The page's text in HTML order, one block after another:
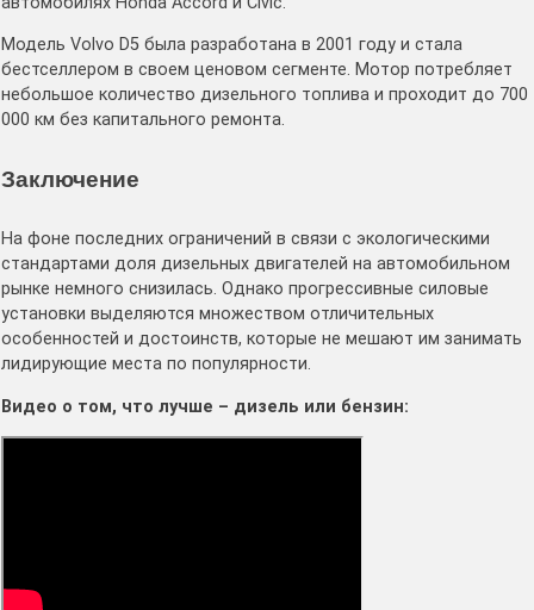
Модель Volvo D5 была разработана в 2001 году и стала
бестселлером в своем ценовом сегменте. Мотор потребляет
небольшое количество дизельного топлива и проходит до 700
000 км без капитального ремонта.
Заключение
На фоне последних ограничений в связи с экологическими
стандартами доля дизельных двигателей на автомобильном
рынке немного снизилась. Однако прогрессивные силовые
установки выделяются множеством отличительных
особенностей и достоинств, которые не мешают им занимать
лидирующие места по популярности.
Видео о том, что лучше – дизель или бензин: